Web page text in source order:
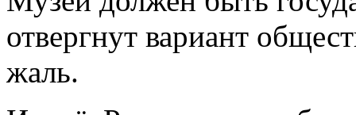
отвергнут вариант
жаль.